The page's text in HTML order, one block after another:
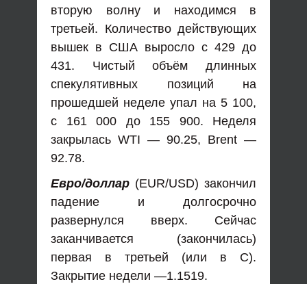
вторую волну и находимся в
третьей. Количество действующих
вышек в США выросло с 429 до
431. Чистый объём длинных
спекулятивных позиций на
прошедшей неделе упал на 5 100,
с 161 000 до 155 900. Неделя
закрылась WTI — 90.25, Brent —
92.78.
Евро/доллар (EUR/USD) закончил
падение и долгосрочно
развернулся вверх. Сейчас
заканчивается (закончилась)
первая в третьей (или в С).
Закрытие недели —1.1519.